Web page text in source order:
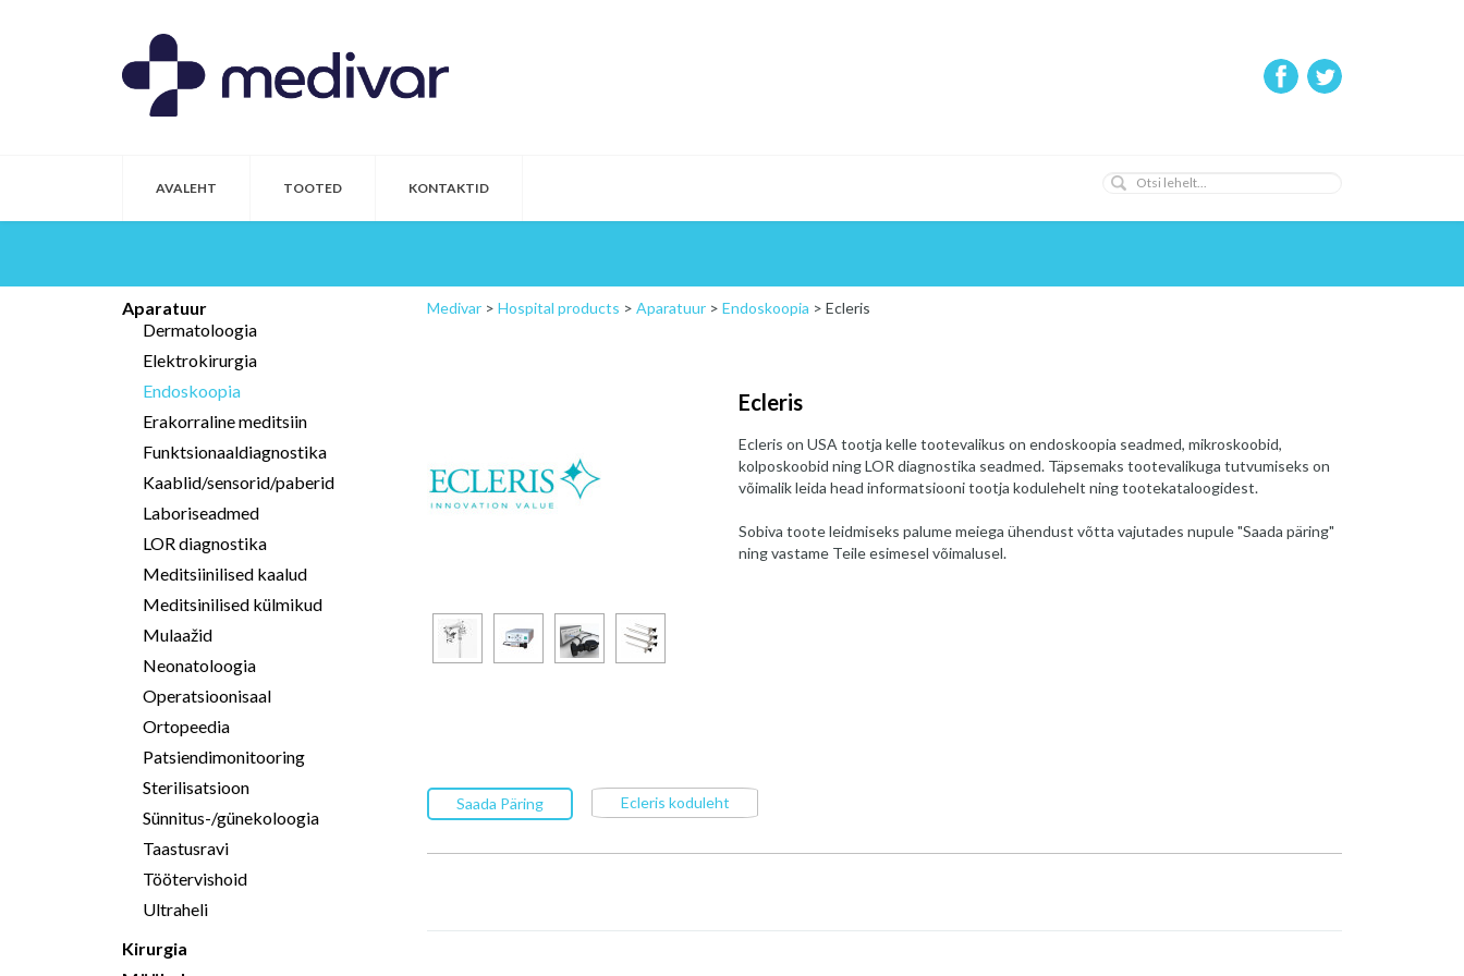
AVALEHT TOOTED KONTAKTID
Aparatuur
Dermatoloogia
Elektrokirurgia
Endoskoopia
Erakorraline meditsiin
Funktsionaaldiagnostika
Kaablid/sensorid/paberid
Laboriseadmed
LOR diagnostika
Meditsiinilised kaalud
Meditsinilised külmikud
Mulaažid
Neonatoloogia
Operatsioonisaal
Ortopeedia
Patsiendimonitooring
Sterilisatsioon
Sünnitus-/günekoloogia
Taastusravi
Töötervishoid
Ultraheli
Kirurgia
Medivar > Hospital products > Aparatuur > Endoskoopia > Ecleris
Ecleris
Ecleris on USA tootja kelle tootevalikus on endoskoopia seadmed, mikroskoobid,
kolposkoobid ning LOR diagnostika seadmed. Täpsemaks tootevalikuga tutvumiseks on
võimalik leida head informatsiooni tootja kodulehelt ning tootekataloogidest.
Sobiva toote leidmiseks palume meiega ühendust võtta vajutades nupule "Saada päring"
ning vastame Teile esimesel võimalusel.
Saada Päring Ecleris koduleht